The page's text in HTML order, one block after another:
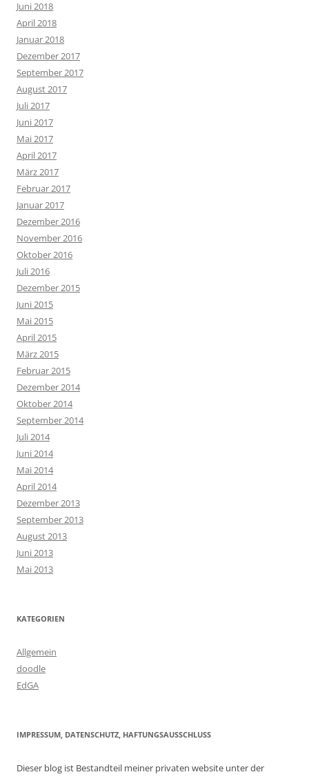
Juni 2018
April 2018
Januar 2018
Dezember 2017
September 2017
August 2017
Juli 2017
Juni 2017
Mai 2017
April 2017
März 2017
Februar 2017
Januar 2017
Dezember 2016
November 2016
Oktober 2016
Juli 2016
Dezember 2015
Juni 2015
Mai 2015
April 2015
März 2015
Februar 2015
Dezember 2014
Oktober 2014
September 2014
Juli 2014
Juni 2014
Mai 2014
April 2014
Dezember 2013
September 2013
August 2013
Juni 2013
Mai 2013
KATEGORIEN
Allgemein
doodle
EdGA
IMPRESSUM, DATENSCHUTZ, HAFTUNGSAUSSCHLUSS
Dieser blog ist Bestandteil meiner privaten website unter der